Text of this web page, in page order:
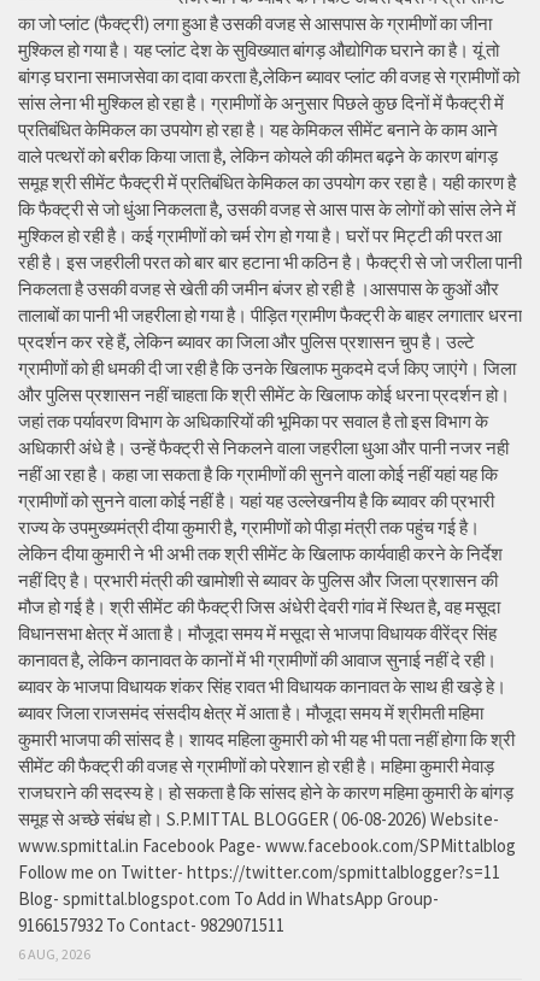
का जो प्लांट (फैक्ट्री) लगा हुआ है उसकी वजह से आसपास के ग्रामीणों का जीना
मुश्किल हो गया है। यह प्लांट देश के सुविख्यात बांगड़ औद्योगिक घराने का है। यूं तो
बांगड़ घराना समाजसेवा का दावा करता है,लेकिन ब्यावर प्लांट की वजह से ग्रामीणों को
सांस लेना भी मुश्किल हो रहा है। ग्रामीणों के अनुसार पिछले कुछ दिनों में फैक्ट्री में
प्रतिबंधित केमिकल का उपयोग हो रहा है। यह केमिकल सीमेंट बनाने के काम आने
वाले पत्थरों को बरीक किया जाता है, लेकिन कोयले की कीमत बढ़ने के कारण बांगड़
समूह श्री सीमेंट फैक्ट्री में प्रतिबंधित केमिकल का उपयोग कर रहा है। यही कारण है
कि फैक्ट्री से जो धुंआ निकलता है, उसकी वजह से आस पास के लोगों को सांस लेने में
मुश्किल हो रही है। कई ग्रामीणों को चर्म रोग हो गया है। घरों पर मिट्टी की परत आ
रही है। इस जहरीली परत को बार बार हटाना भी कठिन है। फैक्ट्री से जो जरीला पानी
निकलता है उसकी वजह से खेती की जमीन बंजर हो रही है ।आसपास के कुओं और
तालाबों का पानी भी जहरीला हो गया है। पीड़ित ग्रामीण फैक्ट्री के बाहर लगातार धरना
प्रदर्शन कर रहे हैं, लेकिन ब्यावर का जिला और पुलिस प्रशासन चुप है। उल्टे
ग्रामीणों को ही धमकी दी जा रही है कि उनके खिलाफ मुकदमे दर्ज किए जाएंगे। जिला
और पुलिस प्रशासन नहीं चाहता कि श्री सीमेंट के खिलाफ कोई धरना प्रदर्शन हो।
जहां तक पर्यावरण विभाग के अधिकारियों की भूमिका पर सवाल है तो इस विभाग के
अधिकारी अंधे है। उन्हें फैक्ट्री से निकलने वाला जहरीला धुआ और पानी नजर नही
नहीं आ रहा है। कहा जा सकता है कि ग्रामीणों की सुनने वाला कोई नहीं यहां यह कि
ग्रामीणों को सुनने वाला कोई नहीं है। यहां यह उल्लेखनीय है कि ब्यावर की प्रभारी
राज्य के उपमुख्यमंत्री दीया कुमारी है, ग्रामीणों को पीड़ा मंत्री तक पहुंच गई है।
लेकिन दीया कुमारी ने भी अभी तक श्री सीमेंट के खिलाफ कार्यवाही करने के निर्देश
नहीं दिए है। प्रभारी मंत्री की खामोशी से ब्यावर के पुलिस और जिला प्रशासन की
मौज हो गई है। श्री सीमेंट की फैक्ट्री जिस अंधेरी देवरी गांव में स्थित है, वह मसूदा
विधानसभा क्षेत्र में आता है। मौजूदा समय में मसूदा से भाजपा विधायक वीरेंद्र सिंह
कानावत है, लेकिन कानावत के कानों में भी ग्रामीणों की आवाज सुनाई नहीं दे रही।
ब्यावर के भाजपा विधायक शंकर सिंह रावत भी विधायक कानावत के साथ ही खड़े हे।
ब्यावर जिला राजसमंद संसदीय क्षेत्र में आता है। मौजूदा समय में श्रीमती महिमा
कुमारी भाजपा की सांसद है। शायद महिला कुमारी को भी यह भी पता नहीं होगा कि श्री
सीमेंट की फैक्ट्री की वजह से ग्रामीणों को परेशान हो रही है। महिमा कुमारी मेवाड़
राजघराने की सदस्य हे। हो सकता है कि सांसद होने के कारण महिमा कुमारी के बांगड़
समूह से अच्छे संबंध हो। S.P.MITTAL BLOGGER ( 06-08-2026) Website-
www.spmittal.in Facebook Page- www.facebook.com/SPMittalblog
Follow me on Twitter- https://twitter.com/spmittalblogger?s=11
Blog- spmittal.blogspot.com To Add in WhatsApp Group-
9166157932 To Contact- 9829071511
6 AUG, 2026